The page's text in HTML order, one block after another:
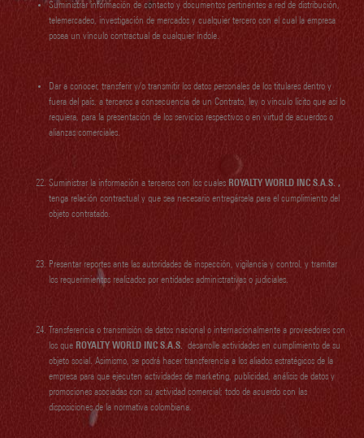
Suministrar información de contacto y documentos pertinentes a red de distribución,
telemercadeo, investigación de mercados y cualquier tercero con el cual la empresa
posea un vínculo contractual de cualquier índole.
Dar a conocer, transferir y/o transmitir los datos personales de los titulares dentro y
fuera del país, a terceros a consecuencia de un Contrato, ley o vínculo lícito que así lo
requiera, para la presentación de los servicios respectivos o en virtud de acuerdos o
alianzas comerciales.
Suministrar la información a terceros con los cuales ROYALTY WORLD INC S.A.S. ,
tenga relación contractual y que sea necesario entregársela para el cumplimiento del
objeto contratado.
Presentar reportes ante las autoridades de inspección, vigilancia y control, y tramitar
los requerimientos realizados por entidades administrativas o judiciales.
Transferencia o transmisión de datos nacional o internacionalmente a proveedores con
los que ROYALTY WORLD INC S.A.S. desarrolle actividades en cumplimiento de su
objeto social. Asimismo, se podrá hacer transferencia a los aliados estratégicos de la
empresa para que ejecuten actividades de marketing, publicidad, análisis de datos y
promociones asociadas con su actividad comercial; todo de acuerdo con las
disposiciones de la normativa colombiana.